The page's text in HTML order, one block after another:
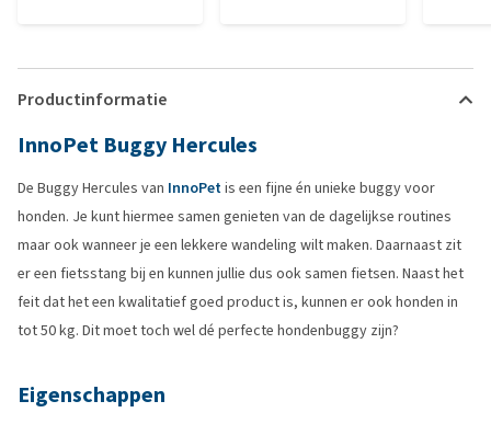
Productinformatie
InnoPet Buggy Hercules
De Buggy Hercules van InnoPetis een fijne én unieke buggy voor
honden. Je kunt hiermee samen genieten van de dagelijkse routines
maar ook wanneer je een lekkere wandeling wilt maken. Daarnaast zit
er een fietsstang bij en kunnen jullie dus ook samen fietsen. Naast het
feit dat het een kwalitatief goed product is, kunnen er ook honden in
tot 50 kg. Dit moet toch wel dé perfecte hondenbuggy zijn?
Eigenschappen